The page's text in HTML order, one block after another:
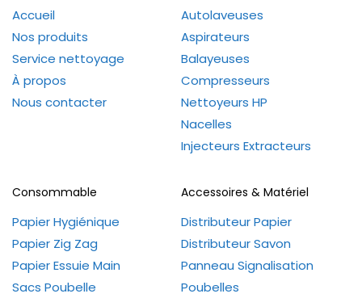
Accueil
Nos produits
Service nettoyage
À propos
Nous contacter
Autolaveuses
Aspirateurs
Balayeuses
Compresseurs
Nettoyeurs HP
Nacelles
Injecteurs Extracteurs
Consommable
Papier Hygiénique
Papier Zig Zag
Papier Essuie Main
Sacs Poubelle
Accessoires & Matériel
Distributeur Papier
Distributeur Savon
Panneau Signalisation
Poubelles